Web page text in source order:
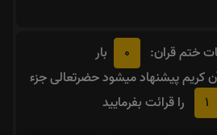
ختم قران: 0
بار
کریم پیشنهاد میشود حضرتعالی جزء
1 را قرائت بفرمایید